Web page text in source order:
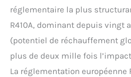
réglementaire la plus
R410A, dominant depuis vingt
(potentiel de réchauffement
plus de deux mille fois
La réglementation européenne